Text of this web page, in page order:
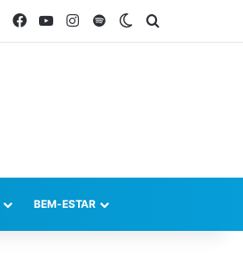
FacebookYouTubeInstagram
SpotifySwitch skin
BEM-ESTAR